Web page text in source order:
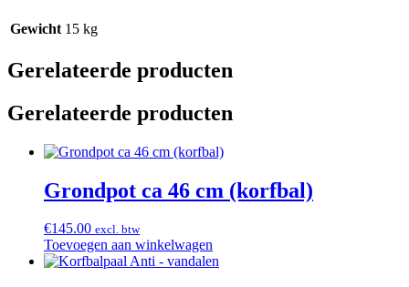
Gewicht 15 kg
Gerelateerde producten
Gerelateerde producten
Grondpot ca 46 cm (korfbal)
€145.00 excl. btw
Toevoegen aan winkelwagen